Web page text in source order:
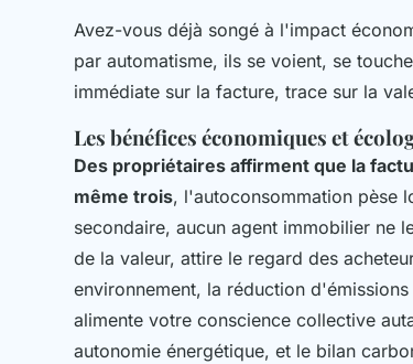
Avez-vous déjà songé à l'impact
par automatisme, ils se voient, se
immédiate sur la facture, trace sur la
Les bénéfices économiques et
Des propriétaires affirment que la
même trois, l'autoconsommation pèse
secondaire, aucun agent immobilier ne
de la valeur, attire le regard des
environnement, la réduction
alimente votre conscience collective
autonomie énergétique, et le bilan